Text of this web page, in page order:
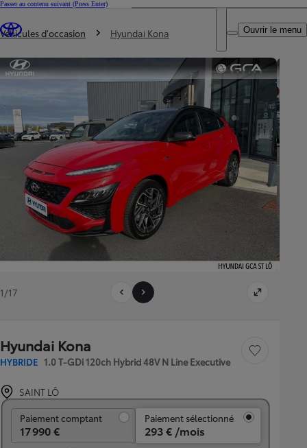
Passer au contenu suivant (Press Enter)
Trouvez un partenaire Toyota
DEALER NAME
Ouvrir le menu
Vous êtes ici
Véhicules d'occasion Hyundai Kona
1/17
Hyundai Kona
HYBRIDE 1.0 T-GDi 120ch Hybrid 48V N Line Executive
Sauvegarder le
SAINT LÔ
Paiement comptant
17 990 €
Paiement sélectionné
293 € /mois